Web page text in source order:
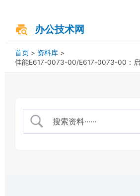
办公技术网
首页
资料库
佳能E617-0073-00/E617-0073-00：